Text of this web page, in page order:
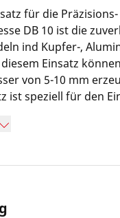
für die Präzisions-
DB 10 ist die
ind Kupfer-,
Einsatz
von 5-10 mm
ist speziell für den
Aufgrund seiner
für